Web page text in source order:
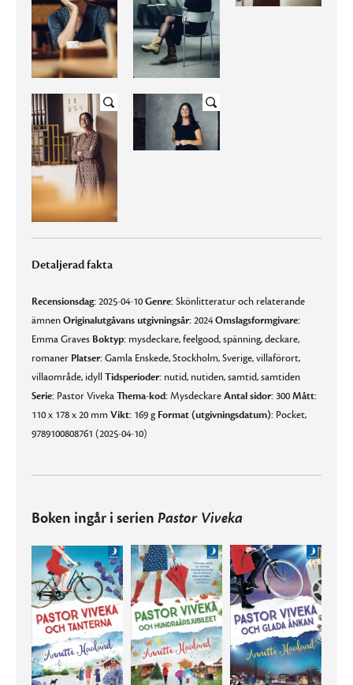
Detaljerad fakta
Recensionsdag:2025-04-10Genre:Skönlitteratur och relaterande
ämnenOriginalutgåvans utgivningsår:2024Omslagsformgivare:
Emma Graves Boktyp: mysdeckare, feelgood, spänning, deckare,
romaner Platser:Gamla Enskede, Stockholm, Sverige, villaförort,
villaområde, idyll Tidsperioder: nutid, nutiden, samtid, samtiden
Serie: Pastor VivekaThema-kod:MysdeckareAntal sidor:300Mått:
110 x 178 x 20 mmVikt: 169 g Format (utgivningsdatum): Pocket,
9789100808761 (2025-04-10)
Boken ingår i serien Pastor Viveka